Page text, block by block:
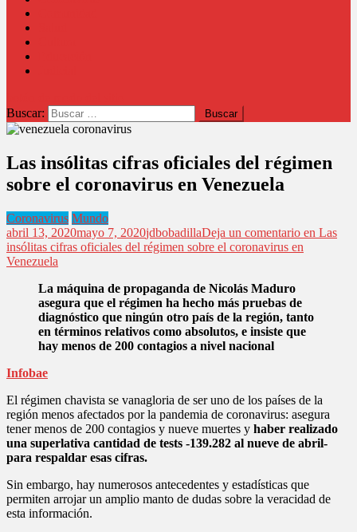
Buscar:
Las insólitas cifras oficiales del régimen
sobre el coronavirus en Venezuela
Coronavirus Mundo
abril 13, 2020mayo 7, 2020jdbobadillaDeja un comentario en Las
insólitas cifras oficiales del régimen sobre el coronavirus en
Venezuela
La máquina de propaganda de Nicolás Maduro
asegura que el régimen ha hecho más pruebas de
diagnóstico que ningún otro país de la región, tanto
en términos relativos como absolutos, e insiste que
hay menos de 200 contagios a nivel nacional
Infobae
El régimen chavista se vanagloria de ser uno de los países de la
región menos afectados por la pandemia de coronavirus: asegura
tener menos de 200 contagios y nueve muertes y haber realizado
una superlativa cantidad de tests -139.282 al nueve de abril-
para respaldar esas cifras.
Sin embargo, hay numerosos antecedentes y estadísticas que
permiten arrojar un amplio manto de dudas sobre la veracidad de
esta información.